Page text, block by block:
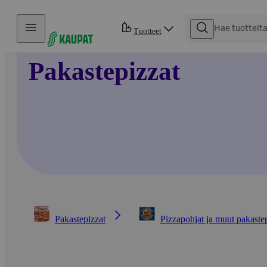
Hyppää sisältöön
Tuotteet
Pakastepizzat
Pakastepizzat Pizzapohjat ja muut